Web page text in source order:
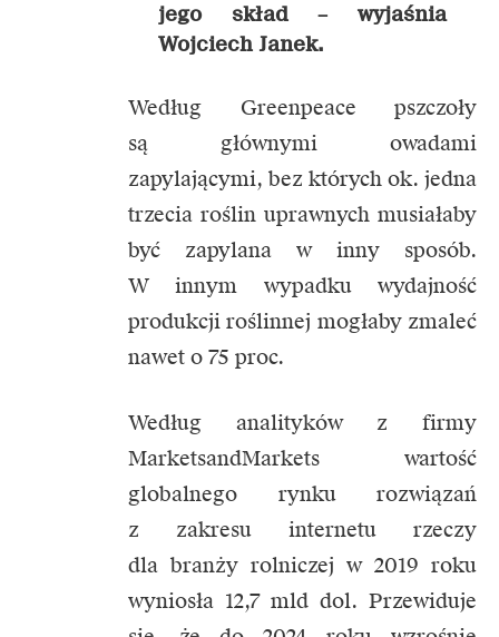
jego skład – wyjaśnia
Wojciech Janek.
Według Greenpeace pszczoły
są głównymi owadami
zapylającymi, bez których ok. jedna
trzecia roślin uprawnych musiałaby
być zapylana w inny sposób.
W innym wypadku wydajność
produkcji roślinnej mogłaby zmaleć
nawet o 75 proc.
Według analityków z firmy
MarketsandMarkets wartość
globalnego rynku rozwiązań
z zakresu internetu rzeczy
dla branży rolniczej w 2019 roku
wyniosła 12,7 mld dol. Przewiduje